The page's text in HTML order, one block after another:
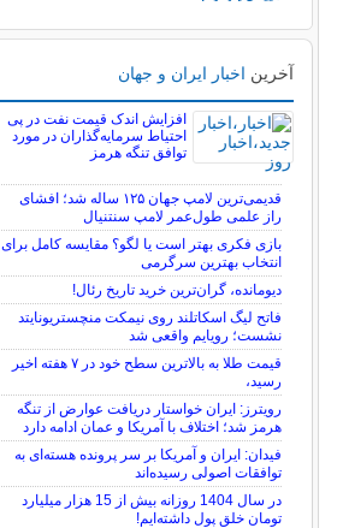
آخرین اخبار ایران و جهان
افزایش اندک قیمت نفت در پی
احتیاط سرمایه‌گذاران در مورد
توافق تنگه هرمز
قدیمی‌ترین لامپ جهان ۱۲۵ ساله شد؛ افشای
راز علمی طول‌عمر لامپ سنتنیال
بازی فکری بهتر است یا لگو؟ مقایسه کامل برای
انتخاب بهترین سرگرمی
دیومانده، گران‌ترین خرید تاریخ رئال!
فاتح لیگ اسکاتلند روی نیمکت منچستریونایتد
نشست؛ رویایم واقعی شد
قیمت طلا به بالاترین سطح خود در ۷ هفته اخیر
رسید،
رویترز: ایران خواستار دریافت عوارض از تنگه
هرمز شد؛ اختلاف با آمریکا و عمان ادامه دارد
فیدان: ایران و آمریکا بر سر پرونده هسته‌ای به
توافقات اصولی رسیده‌اند
در سال 1404 روزانه بیش از 15 هزار میلیارد
تومان خلق پول داشته‌ایم!